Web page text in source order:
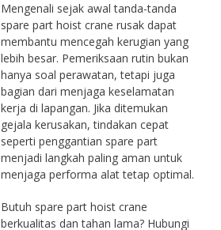
Mengenali sejak awal tanda-tanda
spare part hoist crane rusak dapat
membantu mencegah kerugian yang
lebih besar. Pemeriksaan rutin bukan
hanya soal perawatan, tetapi juga
bagian dari menjaga keselamatan
kerja di lapangan. Jika ditemukan
gejala kerusakan, tindakan cepat
seperti penggantian spare part
menjadi langkah paling aman untuk
menjaga performa alat tetap optimal.
Butuh spare part hoist crane
berkualitas dan tahan lama? Hubungi